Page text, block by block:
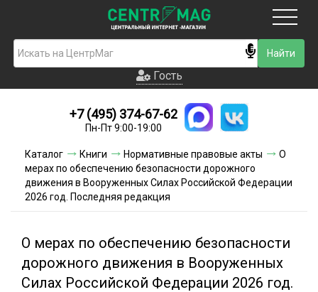
Гость
Новинки
Условия доставки
Условия оплаты
Акции и скидки
Гость
+7 (495) 374-67-62
Пн-Пт 9:00-19:00
Каталог Книги Нормативные правовые акты
О
мерах по обеспечению безопасности дорожного
движения в Вооруженных Силах Российской Федерации
2026 год. Последняя редакция
О мерах по обеспечению безопасности
дорожного движения в Вооруженных
Силах Российской Федерации 2026 год.